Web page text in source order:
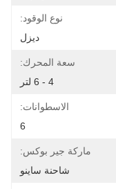
نوع الوقود:
ديزل
سعة المحرك:
4 - 6 لتر
الاسطوانات:
6
ماركة جير بوكس:
شاحنة ساينو